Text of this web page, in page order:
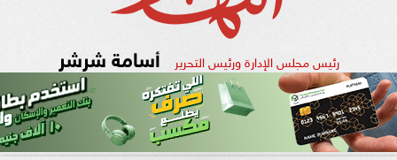
رئيس مجلس الإدارة ورئيس التحرير أسامة شرشر